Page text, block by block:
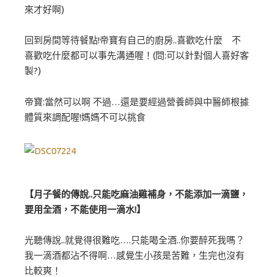
來才好啊)
回到房間等待餐點!帝寶有自己的廚房..喜歡吃什麼 不
喜歡吃什麼都可以事先溝通喔！(問:可以針對個人喜好客
製?)
帝寶:當然可以啊 不過…還是要經過營養師與中醫師根據
體質來調配喔!媽媽不可以挑食
【月子餐的傳說..只能吃麻油雞補身，不能添加一滴鹽，
要用全酒，不能使用一滴水!】
光聽傳說..就覺得很難吃….只能喝全酒..你要醉死我嗎？
我一滴酒都沾不得啊…感覺生小孩是苦難，生完也沒有
比較爽！